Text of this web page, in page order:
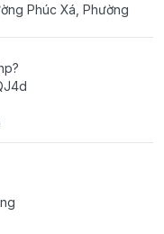
Phúc Xá, Phường